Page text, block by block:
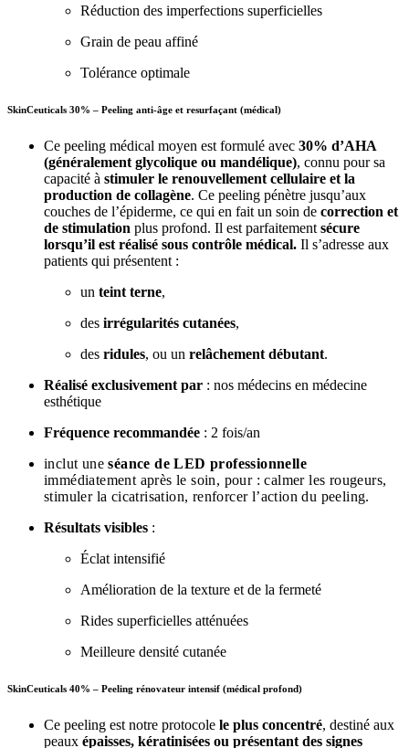
Réduction des imperfections superficielles
Grain de peau affiné
Tolérance optimale
SkinCeuticals 30% – Peeling anti-âge et resurfaçant (médical)
Ce peeling médical moyen est formulé avec 30% d’AHA
(généralement glycolique ou mandélique), connu pour sa
capacité à stimuler le renouvellement cellulaire et la
production de collagène. Ce peeling pénètre jusqu’aux
couches de l’épiderme, ce qui en fait un soin de correction et
de stimulation plus profond. Il est parfaitement sécure
lorsqu’il est réalisé sous contrôle médical. Il s’adresse aux
patients qui présentent :
un teint terne,
des irrégularités cutanées,
des ridules, ou un relâchement débutant.
Réalisé exclusivement par : nos médecins en médecine
esthétique
Fréquence recommandée : 2 fois/an
inclut uneséance de LED professionnelle
immédiatement après le soin, pour :calmer les rougeurs,
stimuler la cicatrisation, renforcer l’action du peeling.
Résultats visibles :
Éclat intensifié
Amélioration de la texture et de la fermeté
Rides superficielles atténuées
Meilleure densité cutanée
SkinCeuticals 40% – Peeling rénovateur intensif (médical profond)
Ce peeling est notre protocole le plus concentré, destiné aux
peaux épaisses, kératinisées ou présentant des signes